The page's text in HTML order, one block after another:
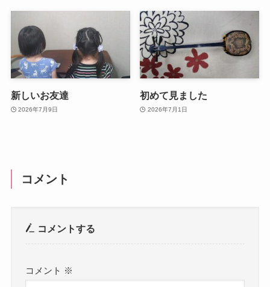
新しいお友達
2026年7月9日
初めて見ました
2026年7月1日
コメント
コメントする
コメント ※